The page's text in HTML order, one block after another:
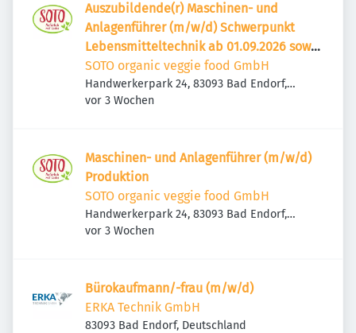
Auszubildende(r) Maschinen- und
Anlagenführer (m/w/d) Schwerpunkt
Lebensmitteltechnik ab 01.09.2026 sowie
ab 01.09.2027
SOTO organic veggie food GmbH
Handwerkerpark 24, 83093 Bad Endorf,
Deutschland
Veröffentlicht
vor 3 Wochen
Maschinen- und Anlagenführer (m/w/d)
Produktion
SOTO organic veggie food GmbH
Handwerkerpark 24, 83093 Bad Endorf,
Deutschland
Veröffentlicht
vor 3 Wochen
Bürokaufmann/-frau (m/w/d)
ERKA Technik GmbH
83093 Bad Endorf, Deutschland